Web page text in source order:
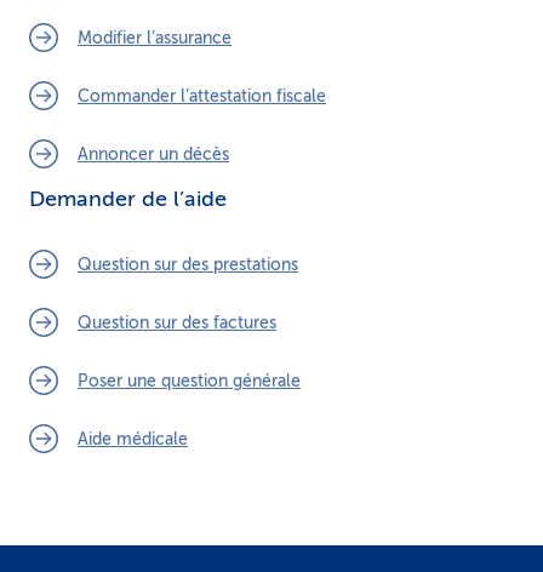
Modifier l’assurance
Commander l’attestation fiscale
Annoncer un décès
Demander de l’aide
Question sur des prestations
Question sur des factures
Poser une question générale
Aide médicale